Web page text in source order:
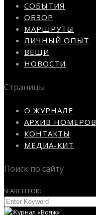
СОБЫТИЯ
ОБЗОР
МАРШРУТЫ
ЛИЧНЫЙ ОПЫТ
ВЕЩИ
НОВОСТИ
Страницы
О ЖУРНАЛЕ
АРХИВ НОМЕРОВ
КОНТАКТЫ
МЕДИА-КИТ
Поиск по сайту
SEARCH FOR: